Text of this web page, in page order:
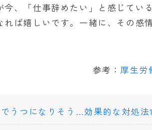
今、「仕事辞めたい」と感じてい
れば嬉しいです。一緒に、その感
参考： 厚生労
うつになりそう…効果的な対処法